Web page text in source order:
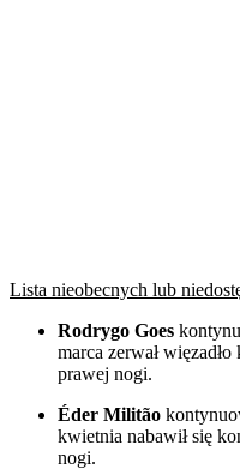
Lista nieobecnych lub
Rodrygo Goes
marca zerwał
prawej nogi.
Éder Militão
kwietnia nabawił się
nogi.